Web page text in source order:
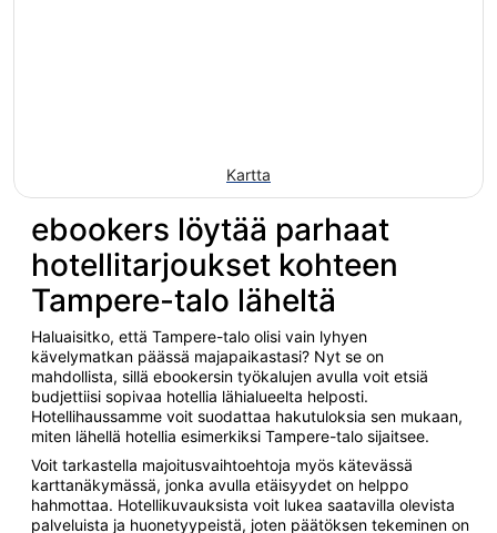
Kartta
ebookers löytää parhaat
hotellitarjoukset kohteen
Tampere-talo läheltä
Haluaisitko, että Tampere-talo olisi vain lyhyen
kävelymatkan päässä majapaikastasi? Nyt se on
mahdollista, sillä ebookersin työkalujen avulla voit etsiä
budjettiisi sopivaa hotellia lähialueelta helposti.
Hotellihaussamme voit suodattaa hakutuloksia sen mukaan,
miten lähellä hotellia esimerkiksi Tampere-talo sijaitsee.
Voit tarkastella majoitusvaihtoehtoja myös kätevässä
karttanäkymässä, jonka avulla etäisyydet on helppo
hahmottaa. Hotellikuvauksista voit lukea saatavilla olevista
palveluista ja huonetyypeistä, joten päätöksen tekeminen on